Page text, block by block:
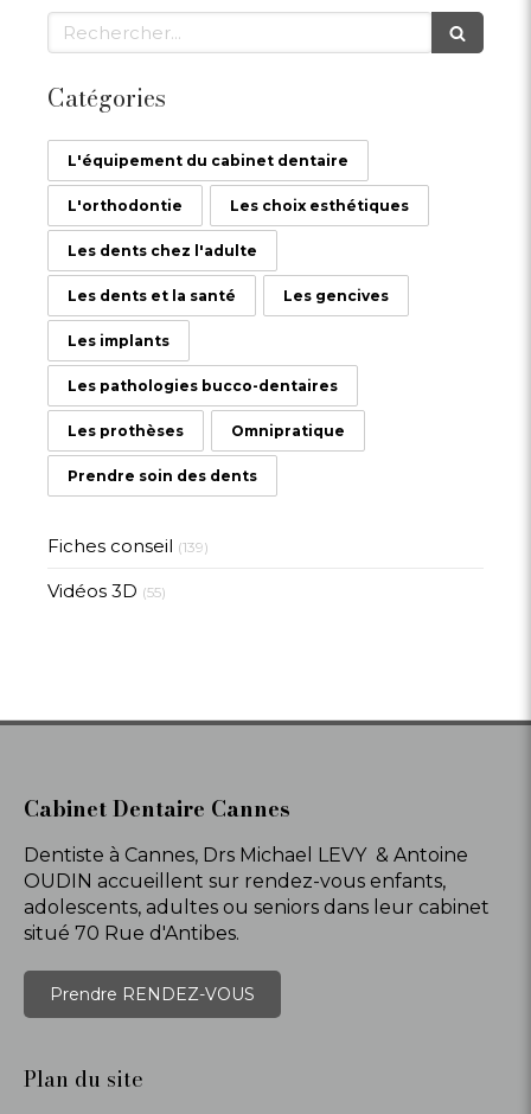
Rechercher
Catégories
L'équipement du cabinet dentaire
L'orthodontie Les choix esthétiques
Les dents chez l'adulte
Les dents et la santé Les gencives
Les implants
Les pathologies bucco-dentaires
Les prothèses Omnipratique
Prendre soin des dents
Fiches conseil (139)
Vidéos 3D (55)
Cabinet Dentaire Cannes
Dentiste à Cannes, Drs Michael LEVY & Antoine
OUDIN accueillent sur rendez-vous enfants,
adolescents, adultes ou seniors dans leur cabinet
situé 70 Rue d'Antibes.
Prendre RENDEZ-VOUS
Plan du site